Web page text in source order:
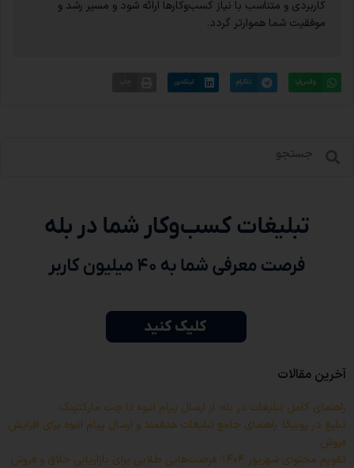
کاربردی و متناسب با نیاز کسب‌وکارها ارائه شود و مسیر رشد و
موفقیت شما هموارتر گردد.
واتس‌اپ تلگرام لینکدین
آخرین مقالات
راهنمای کامل تبلیغات در بله؛ از ارسال پیام انبوه تا چت مارکتینگ
تبلیغ در روبیکا؛ راهنمای جامع تبلیغات هدفمند و ارسال پیام انبوه برای افزایش
فروش
تقویم محتوای شهریور ۱۴۰۴؛ فرصت‌هایی طلایی برای بازاریابی خلاق و فروش